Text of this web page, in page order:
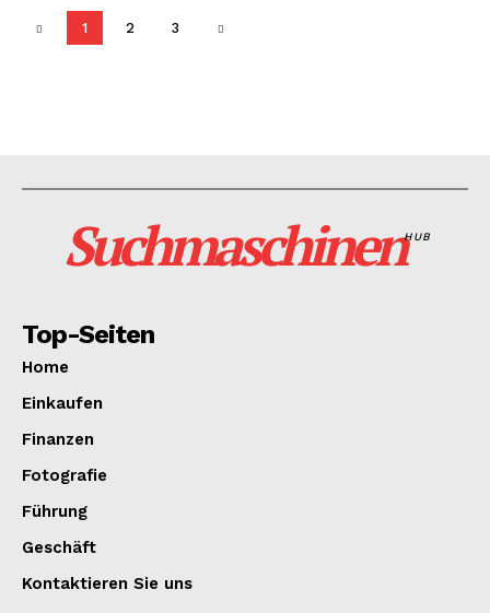
1 2 3
SuchmaschinenHUB
Top-Seiten
Home
Einkaufen
Finanzen
Fotografie
Führung
Geschäft
Kontaktieren Sie uns